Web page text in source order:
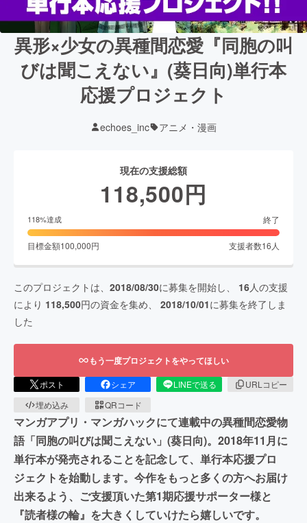
異形×少女の異種間恋愛『同胞の叫
びは聞こえない』(葵日向)単行本
応援プロジェクト
echoes_inc アニメ・漫画
現在の支援総額
118,500円
118%達成 終了
目標金額100,000円 支援者数16 人
このプロジェクトは、 2018/08/30に募集を開始し、 16人の支援
により 118,500円の資金を集め、 2018/10/01に募集を終了しま
した
もう一度プロジェクトをやってほしい
ポスト シェア LINEで送る
URLコピー
埋め込み
QRコード
マンガアプリ・マンガハックにて連載中の異種間恋愛物
語「同胞の叫びは聞こえない」(葵日向)。2018年11月に
単行本が発売されることを記念して、単行本応援プロ
ジェクトを始動します。今作をもっと多くの方へお届け
出来るよう、ご支援頂いた第1期応援サポーター様と
『読者様の輪』を大きくしていけたら嬉しいです。